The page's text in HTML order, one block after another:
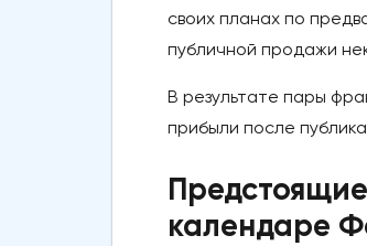
своих планах по
публичной продажи
В результате пары
прибыли после
календаре